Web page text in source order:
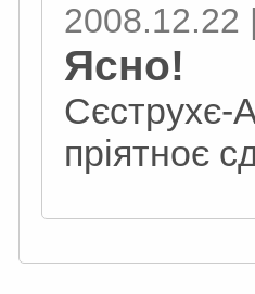
2008.12.22
Ясно!
Сєструхє-
пріятноє